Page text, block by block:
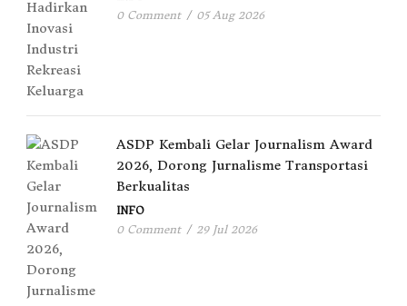
0 Comment / 05 Aug 2026
ASDP Kembali Gelar Journalism Award
2026, Dorong Jurnalisme Transportasi
Berkualitas
INFO
0 Comment / 29 Jul 2026